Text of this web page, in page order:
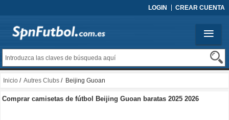
LOGIN CREAR CUENTA
Inicio / Autres Clubs / Beijing Guoan
Comprar camisetas de fútbol Beijing Guoan baratas 2025 2026